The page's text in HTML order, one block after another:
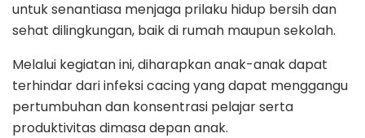
untuk senantiasa menjaga prilaku hidup bersih dan
sehat dilingkungan, baik di rumah maupun sekolah.
Melalui kegiatan ini, diharapkan anak-anak dapat
terhindar dari infeksi cacing yang dapat menggangu
pertumbuhan dan konsentrasi pelajar serta
produktivitas dimasa depan anak.